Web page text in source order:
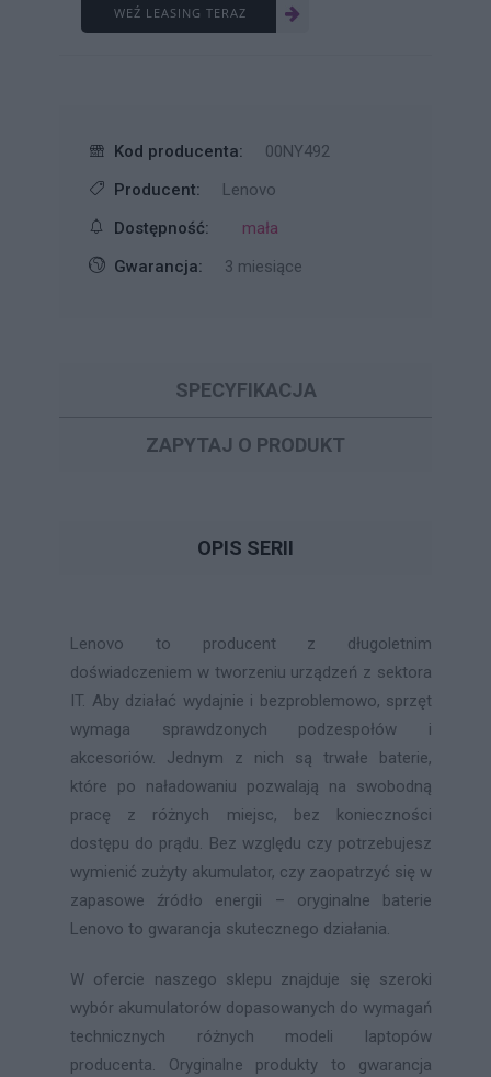
WEŹ LEASING TERAZ
Kod producenta:
00NY492
Producent:
Lenovo
Dostępność:
mała
Gwarancja:
3 miesiące
SPECYFIKACJA
ZAPYTAJ O PRODUKT
OPIS SERII
Lenovo to producent z długoletnim
doświadczeniem w tworzeniu urządzeń z sektora
IT. Aby działać wydajnie i bezproblemowo, sprzęt
wymaga sprawdzonych podzespołów i
akcesoriów. Jednym z nich są trwałe baterie,
które po naładowaniu pozwalają na swobodną
pracę z różnych miejsc, bez konieczności
dostępu do prądu. Bez względu czy potrzebujesz
wymienić zużyty akumulator, czy zaopatrzyć się w
zapasowe źródło energii – oryginalne baterie
Lenovo to gwarancja skutecznego działania.
W ofercie naszego sklepu znajduje się szeroki
wybór akumulatorów dopasowanych do wymagań
technicznych różnych modeli laptopów
producenta. Oryginalne produkty to gwarancja